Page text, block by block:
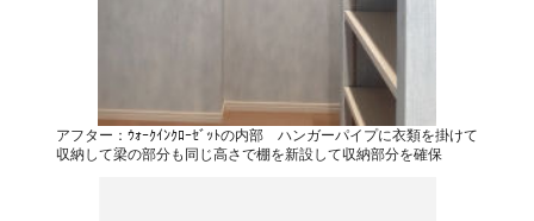
アフター：ｳｫｰｸｲﾝｸﾛｰｾﾞｯﾄの内部 ハンガーパイプに衣類を掛けて
収納して梁の部分も同じ高さで棚を新設して収納部分を確保